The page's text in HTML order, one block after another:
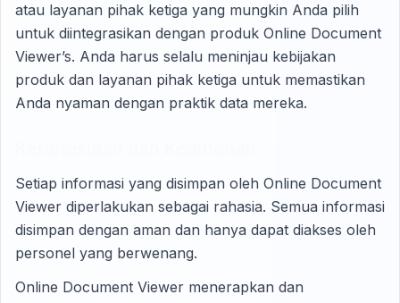
atau layanan pihak ketiga yang mungkin Anda pilih
untuk diintegrasikan dengan produk Online Document
Viewer’s. Anda harus selalu meninjau kebijakan
produk dan layanan pihak ketiga untuk memastikan
Anda nyaman dengan praktik data mereka.
Setiap informasi yang disimpan oleh Online Document
Viewer diperlakukan sebagai rahasia. Semua informasi
disimpan dengan aman dan hanya dapat diakses oleh
personel yang berwenang.
Online Document Viewer menerapkan dan